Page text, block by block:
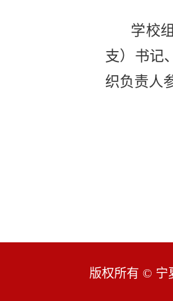
学校
支）书记
织负责人
版权所有 © 宁